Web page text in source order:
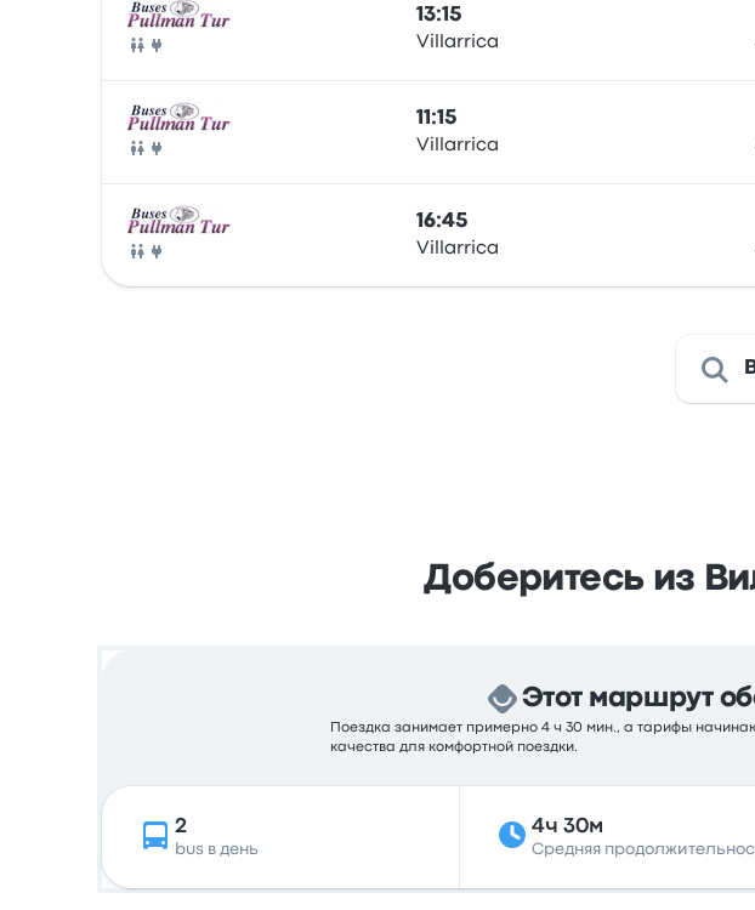
Автобус
13:15
Villarrica
Автобус
11:15
Villarrica
Автобус
16:45
Villarrica
Доберитесь из
Этот маршрут
Поездка занимает примерно 4 ч 30 мин., а тарифы
качества для комфортной поездки.
2
bus в день
4ч 30м
Средняя